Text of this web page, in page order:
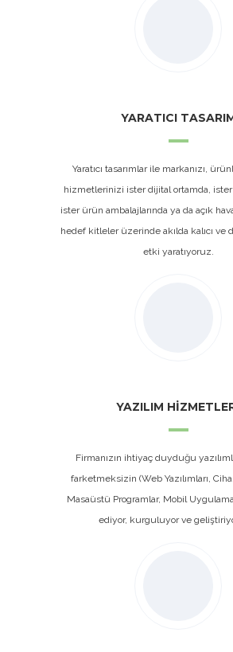
YARATICI
Yaratıcı tasarımlar ile markanızı,
hizmetlerinizi ister dijital ortamda, ister
ister ürün ambalajlarında ya da açık
hedef kitleler üzerinde akılda kalıcı ve
etki yaratıyoruz.
YAZILIM
Firmanızın ihtiyaç duyduğu
farketmeksizin (Web Yazılımları,
Masaüstü Programlar, Mobil
ediyor, kurguluyor ve